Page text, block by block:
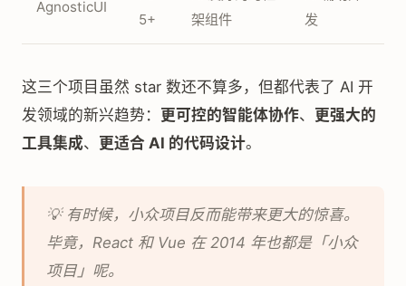
AgnosticUI
5+
架组件
发
这三个项目虽然 star 数还不算多，但都代表了 AI 开
发领域的新兴趋势： 更可控的智能体协作、 更强大的
工具集成、 更适合 AI 的代码设计。
💡 有时候，小众项目反而能带来更大的惊喜。
毕竟，React 和 Vue 在 2014 年也都是「小众
项目」呢。